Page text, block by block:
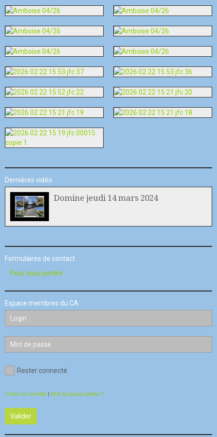
Dernières vidéo
Domine jeudi 14 mars 2024
Formulaires de contact
Pour nous joindre
Espace membres du CA
Rester connecté
Créer un compte Mot de passe perdu ?
Valider